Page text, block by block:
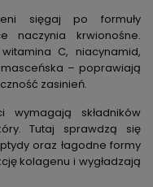
sięgaj po formuły
naczynia krwionośne.
witamina C, niacynamid,
– poprawiają
zasinień.
wymagają składników
Tutaj sprawdzą się
oraz łagodne formy
kolagenu i wygładzają